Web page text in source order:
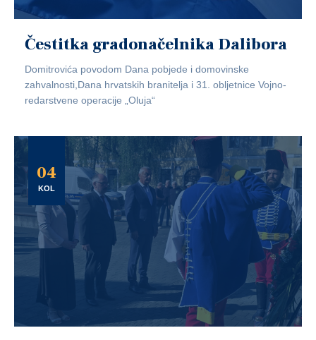
Čestitka gradonačelnika Dalibora
Domitrovića povodom Dana pobjede i domovinske
zahvalnosti,Dana hrvatskih branitelja i 31. obljetnice Vojno-
redarstvene operacije „Oluja“
04
KOL